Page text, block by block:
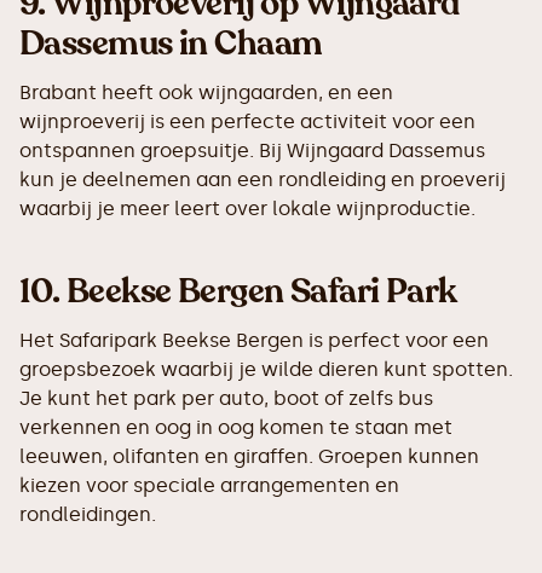
Dassemus in Chaam
Brabant heeft ook wijngaarden, en een
wijnproeverij is een perfecte activiteit voor een
ontspannen groepsuitje. Bij Wijngaard Dassemus
kun je deelnemen aan een rondleiding en proeverij
waarbij je meer leert over lokale wijnproductie.
10.Beekse Bergen Safari Park
Het Safaripark Beekse Bergen is perfect voor een
groepsbezoek waarbij je wilde dieren kunt spotten.
Je kunt het park per auto, boot of zelfs bus
verkennen en oog in oog komen te staan met
leeuwen, olifanten en giraffen. Groepen kunnen
kiezen voor speciale arrangementen en
rondleidingen.